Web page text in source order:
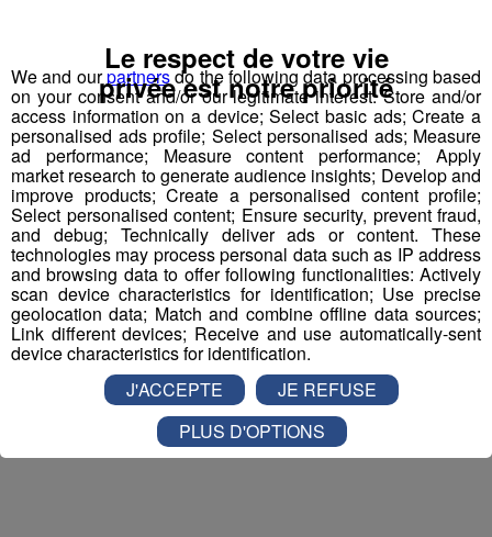
participer aux 2 tirages au sort par jour à 8h45 et 17h45.
Appelez le standard au 04 50 58 24 09
Pour cette semaine on vous offre vos entrées pour vous
et la personne de votre choix pourWALIBI RHONE
ALPES !
Nathan est allé tester pour vousVerticalp Émosson,
dans la Vallée du Trient:
We and ourpartnersdo the following data processing based
on your consent and/or our legitimate interest: Store and/or
access information on a device; Select basic ads; Create a
personalised ads profile; Select personalised ads; Measure
ad performance; Measure content performance; Apply
market research to generate audience insights; Develop and
improve products; Create a personalised content profile;
Select personalised content; Ensure security, prevent fraud,
and debug; Technically deliver ads or content. These
technologies may process personal data such as IP address
and browsing data to offer following functionalities: Actively
scan device characteristics for identification; Use precise
geolocation data; Match and combine offline data sources;
Link different devices; Receive and use automatically-sent
device characteristics for identification.
Le respect de votre vie
privée est notre priorité
J'ACCEPTE
JE REFUSE
PLUS D'OPTIONS